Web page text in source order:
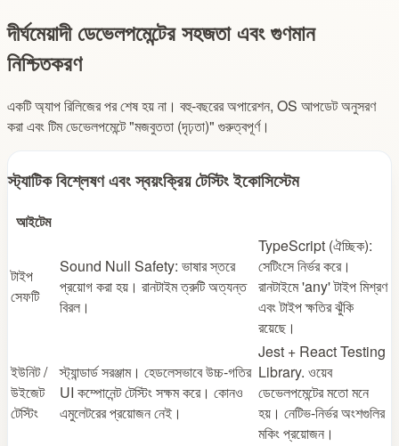
দীর্ঘমেয়াদী ডেভেলপমেন্টের সহজতা এবং গুণমান
নিশ্চিতকরণ
একটি অ্যাপ রিলিজের পর শেষ হয় না। বহু-বছরের অপারেশন, OS আপডেট অনুসরণ
করা এবং টিম ডেভেলপমেন্টে "মজবুততা (দৃঢ়তা)" গুরুত্বপূর্ণ।
স্ট্যাটিক বিশ্লেষণ এবং স্বয়ংক্রিয় টেস্টিং ইকোসিস্টেম
আইটেম
টাইপ
সেফটি
Sound Null Safety: ভাষার স্তরে
প্রয়োগ করা হয়। রানটাইম ত্রুটি অত্যন্ত
বিরল।
TypeScript (ঐচ্ছিক):
সেটিংসে নির্ভর করে।
রানটাইমে 'any' টাইপ মিশ্রণ
এবং টাইপ ক্ষতির ঝুঁকি
রয়েছে।
ইউনিট /
উইজেট
টেস্টিং
স্ট্যান্ডার্ড সরঞ্জাম। হেডলেসভাবে উচ্চ-গতির
UI কম্পোনেন্ট টেস্টিং সক্ষম করে। কোনও
এমুলেটরের প্রয়োজন নেই।
Jest + React Testing
Library. ওয়েব
ডেভেলপমেন্টের মতো মনে
হয়। নেটিভ-নির্ভর অংশগুলির
মকিং প্রয়োজন।